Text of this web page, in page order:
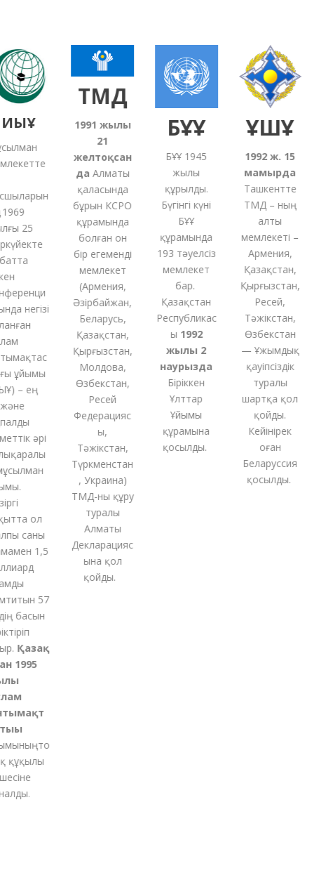
25
негізі
ұйымы
– ең
әрі
ол
саны
1,5
57
басын
Қазақ
1995
то
ТМД
1991жылғы
21
желтоқсан
даАлматы
қаласында
бұрын КСРО
құрамында
болғанон
бір егеменді
мемлекет
Армения,
Әзірбайжан,
Беларусь,
Қазақстан,
Қырғызстан,
Молдова,
Өзбекстан,
Ресей
Федерацияс
ы,
Тәжікстан,
Түркменстан
Украина)
ТМД-нықұру
туралы
Алматы
Декларацияс
ына қол
қойды.
БҰҰ
БҰҰ 1945
жылы
құрылды.
Бүгінгі күні
БҰҰ
құрамында
193 тәуелсіз
мемлекет
бар.
Қазақстан
Республикас
ы1992
жылы 2
наурызда
Біріккен
Ұлттар
Ұйымы
құрамына
қосылды.
ҰҚШҰ
1992 ж. 15
мамырда
Ташкентте
ТМД – ның
алты
мемлекеті –
Армения,
Қазақстан,
Қырғызстан,
Ресей,
Тәжікстан,
Өзбекстан
— Ұжымдық
қауіпсіздік
туралы
шартқа қол
қойды.
Кейінірек
оған
Беларуссия
қосылды.